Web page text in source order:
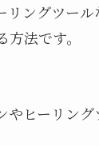
リングツー
法です。
やヒーリン